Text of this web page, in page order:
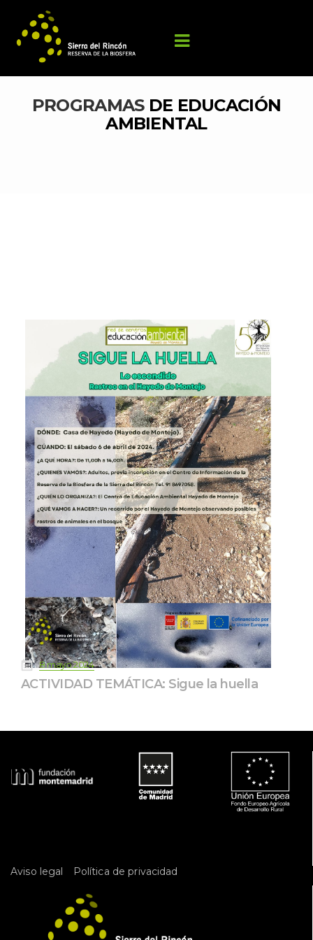
PROGRAMAS DE EDUCACIÓN
AMBIENTAL
8 mayo 2024
ACTIVIDAD TEMÁTICA: Sigue la huella
Aviso legal Política de privacidad